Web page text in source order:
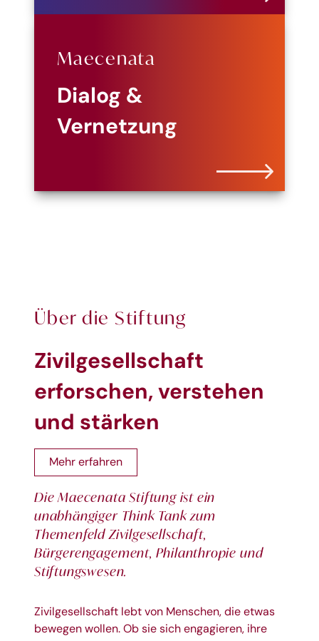
Maecenata
Dialog &
Vernetzung
Über die Stiftung
Zivilgesellschaft
erforschen, verstehen
und stärken
Mehr erfahren
Die Maecenata Stiftung ist ein
unabhängiger Think Tank zum
Themenfeld Zivilgesellschaft,
Bürgerengagement, Philanthropie und
Stiftungswesen.
Zivilgesellschaft lebt von Menschen, die etwas
bewegen wollen. Ob sie sich engagieren, ihre